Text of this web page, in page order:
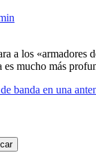
a los
mucho más
banda en una